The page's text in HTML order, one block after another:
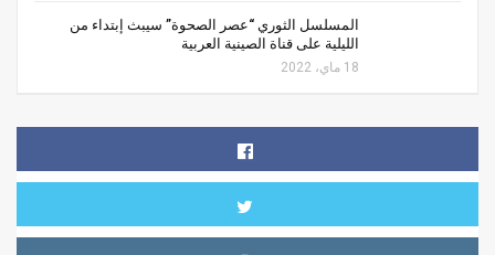
المسلسل الثوري “عصر الصحوة” سيبث إبتداء من
الليلية على قناة الصينية العربية
18 ماي، 2022